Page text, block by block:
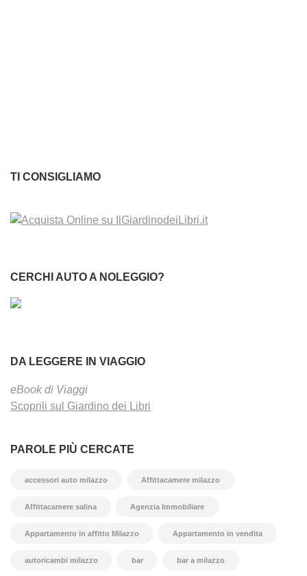
TI CONSIGLIAMO
CERCHI AUTO A NOLEGGIO?
DA LEGGERE IN VIAGGIO
eBook di Viaggi
Scoprili sul Giardino dei Libri
PAROLE PIÙ CERCATE
accessori auto milazzo Affittacamere milazzo
Affittacamere salina Agenzia Immobiliare
Appartamento in affitto Milazzo Appartamento in vendita
autoricambi milazzo bar bar a milazzo